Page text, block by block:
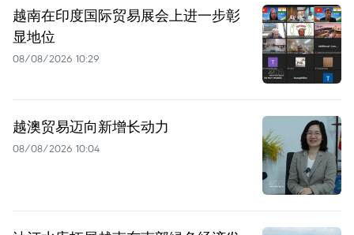
越南在印度国际贸易展会上进一步彰
显地位
08/08/2026 10:29
越澳贸易迈向新增长动力
08/08/2026 10:04